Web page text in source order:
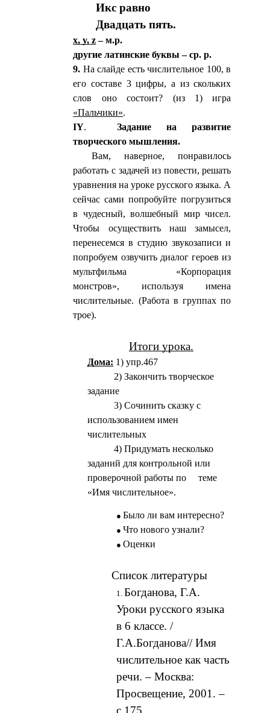
Икс равно
Двадцать пять.
x, y, z– м.р.
другие латинские буквы – ср. р.
9. На слайде есть числительное 100, в
его составе 3 цифры, а из скольких
слов оно состоит? (из 1) игра
«Пальчики».
IY. Задание на развитие
творческого мышления.
Вам, наверное, понравилось
работать с задачей из повести, решать
уравнения на уроке русского языка. А
сейчас сами попробуйте погрузиться
в чудесный, волшебный мир чисел.
Чтобы осуществить наш замысел,
перенесемся в студию звукозаписи и
попробуем озвучить диалог героев из
мультфильма «Корпорация
монстров», используя имена
числительные. (Работа в группах по
трое).
Итоги урока.
Дома: 1) упр.467
2) Закончить творческое
задание
3) Сочинить сказку с
использованием имен
числительных
4) Придумать несколько
заданий для контрольной или
проверочной работы по теме
«Имя числительное».
Было ли вам интересно?
Что нового узнали?
Оценки
Список литературы
Богданова, Г.А.
Уроки русского языка
в 6 классе. /
Г.А.Богданова// Имя
числительное как часть
речи. – Москва:
Просвещение, 2001. –
с.175